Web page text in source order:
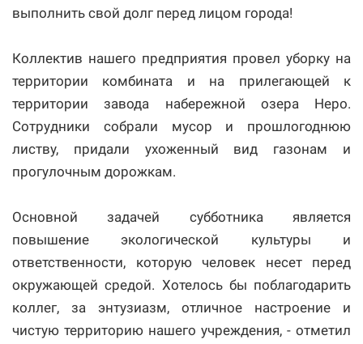
выполнить свой долг перед лицом города!
Коллектив нашего предприятия провел уборку на
территории комбината и на прилегающей к
территории завода набережной озера Неро.
Сотрудники собрали мусор и прошлогоднюю
листву, придали ухоженный вид газонам и
прогулочным дорожкам.
Основной задачей субботника является
повышение экологической культуры и
ответственности, которую человек несет перед
окружающей средой. Хотелось бы поблагодарить
коллег, за энтузиазм, отличное настроение и
чистую территорию нашего учреждения, - отметил